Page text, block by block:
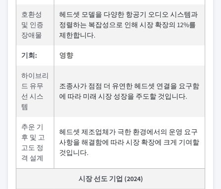
호환성
및 인증
장애물
헤드셋 모델을 다양한 항공기 오디오 시스템과
정렬하는 복잡성으로 인해 시장 확장의 12%를
제한합니다.
기회: 영향
하이브리
드 유무
선 시스
템
조종사가 점점 더 유연한 헤드셋 연결을 요구함
에 따라 미래 시장 성장을 주도할 것입니다.
추운 기
후 및 고
고도 정
격 설계
헤드셋 제조업체가 극한 환경에서의 운영 요구
사항을 해결함에 따라 시장 확장에 크게 기여할
것입니다.
시장 선도 기업 (2024)